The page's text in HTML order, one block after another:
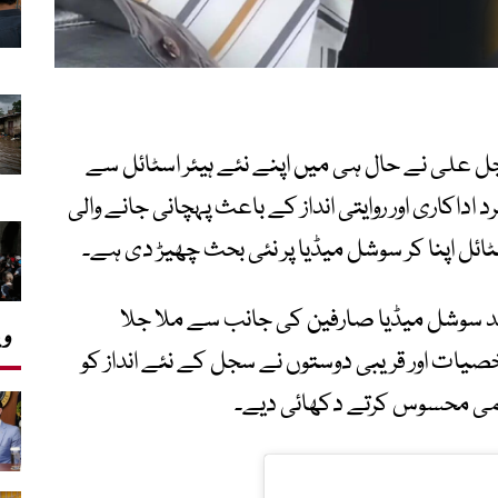
علی نے حال ہی میں اپنے نئے ہیئر اسٹائل سے
اور روایتی انداز کے باعث پہچانی جانے والی
اپنا کر سوشل میڈیا پر نئی بحث چھیڑ دی ہے۔
سوشل میڈیا صارفین کی جانب سے ملا جلا
اور قریبی دوستوں نے سجل کے نئے انداز کو
محسوس کرتے دکھائی دیے۔